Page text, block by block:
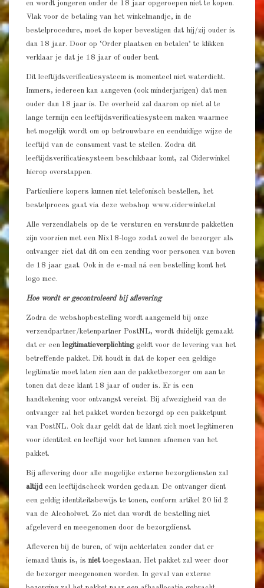
en wordt jongeren onder de 18 jaar opgeroepen niet te kopen.
Vlak voor de betaling van het winkelmandje, in de
bestelprocedure, moet de koper bevestigen dat hij/zij ouder is
dan 18 jaar. Door op ‘Order plaatsen en betalen’ te klikken
verklaar je dat je 18 jaar of ouder bent.
Dit leeftijdsverificatiesysteem is momenteel niet waterdicht.
Immers, iedereen kan aangeven (ook minderjarigen) dat men
ouder dan 18 jaar is. De overheid zal daarom op niet al te
lange termijn een leeftijdsverificatiesysteem maken waarmee
het mogelijk wordt om op betrouwbare en eenduidige wijze de
leeftijd van de consument vast te stellen. Zodra dit
leeftijdsverificatiesysteem beschikbaar komt, zal Ciderwinkel
hierop overstappen.
Particuliere kopers kunnen niet telefonisch bestellen, het
bestelproces gaat via deze webshop www.ciderwinkel.nl
Alle verzendlabels op de te versturen en verstuurde pakketten
zijn voorzien met een Nix18-logo zodat zowel de bezorger als
ontvanger ziet dat dit om een zending voor personen van boven
de 18 jaar gaat. Ook in de e-mail ná een bestelling komt het
logo mee.
Hoe wordt er gecontroleerd bij aflevering
Zodra de webshopbestelling wordt aangemeld bij onze
verzendpartner/ketenpartner PostNL, wordt duidelijk gemaakt
dat er een legitimatieverplichtinggeldt voor de levering van het
betreffende pakket. Dit houdt in dat de koper een geldige
legitimatie moet laten zien aan de pakketbezorger om aan te
tonen dat deze klant 18 jaar of ouder is. Er is een
handtekening voor ontvangst vereist. Bij afwezigheid van de
ontvanger zal het pakket worden bezorgd op een pakketpunt
van PostNL. Ook daar geldt dat de klant zich moet legitimeren
voor identiteit en leeftijd voor het kunnen afnemen van het
pakket.
Bij aflevering door alle mogelijke externe bezorgdiensten zal
altijdeen leeftijdscheck worden gedaan. De ontvanger dient
een geldig identiteitsbewijs te tonen, conform artikel 20 lid 2
van de Alcoholwet. Zo niet dan wordt de bestelling niet
afgeleverd en meegenomen door de bezorgdienst.
Afleveren bij de buren, of wijn achterlaten zonder dat er
iemand thuis is, is niettoegestaan. Het pakket zal weer door
de bezorger meegenomen worden. In geval van externe